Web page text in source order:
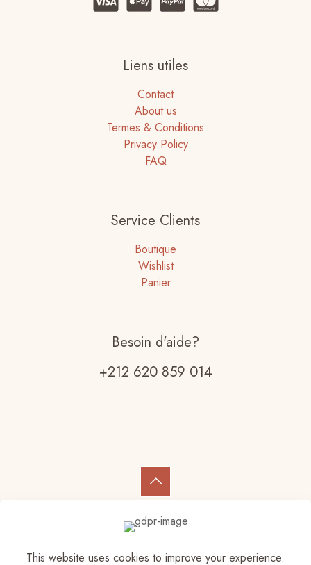
Liens utiles
Contact
About us
Termes & Conditions
Privacy Policy
FAQ
Service Clients
Boutique
Wishlist
Panier
Besoin d'aide?
+212 620 859 014
© 2023 Elam Store | All Rights Reserved
This website uses cookies to improve your experience.